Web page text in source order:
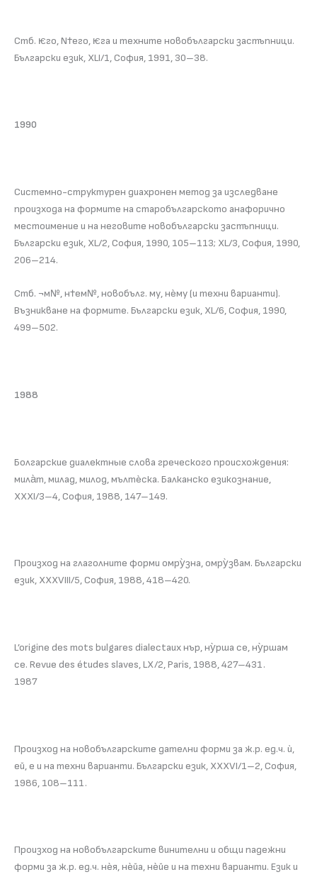
Стб. ѥго, N†его, ѥга и техните новобългарски застъпници.
Български език, XLI/1, София, 1991, 30–38.
1990
Системно-структурен диахронен метод за изследване
произхода на формите на старобългарското анафорично
местоимение и на неговите новобългарски застъпници.
Български език, XL/2, София, 1990, 105–113; XL/3, София, 1990,
206–214.
Стб. ¬м№, н†ем№, новобълг. му, нѐму (и техни варианти).
Възникване на формите. Български език, XL/6, София, 1990,
499–502.
1988
Болгарские диалектные слова греческого происхождения:
мила̀т, милад, милод, мълтѐска. Балканско езикознание,
XXXI/3–4, София, 1988, 147–149.
Произход на глаголните форми омру̀зна, омру̀звам. Български
език, XXXVIII/5, София, 1988, 418–420.
L’origine des mots bulgares dialectaux нър, ну̀рша се, ну̀ршам
се. Revue des études slaves, LX/2, Paris, 1988, 427–431.
1987
Произход на новобългарските дателни форми за ж.р. ед.ч. ѝ,
ей, е и на техни варианти. Български език, XXXVI/1–2, София,
1986, 108–111.
Произход на новобългарските винителни и общи падежни
форми за ж.р. ед.ч. нѐя, нѐйа, нѐйе и на техни варианти. Език и